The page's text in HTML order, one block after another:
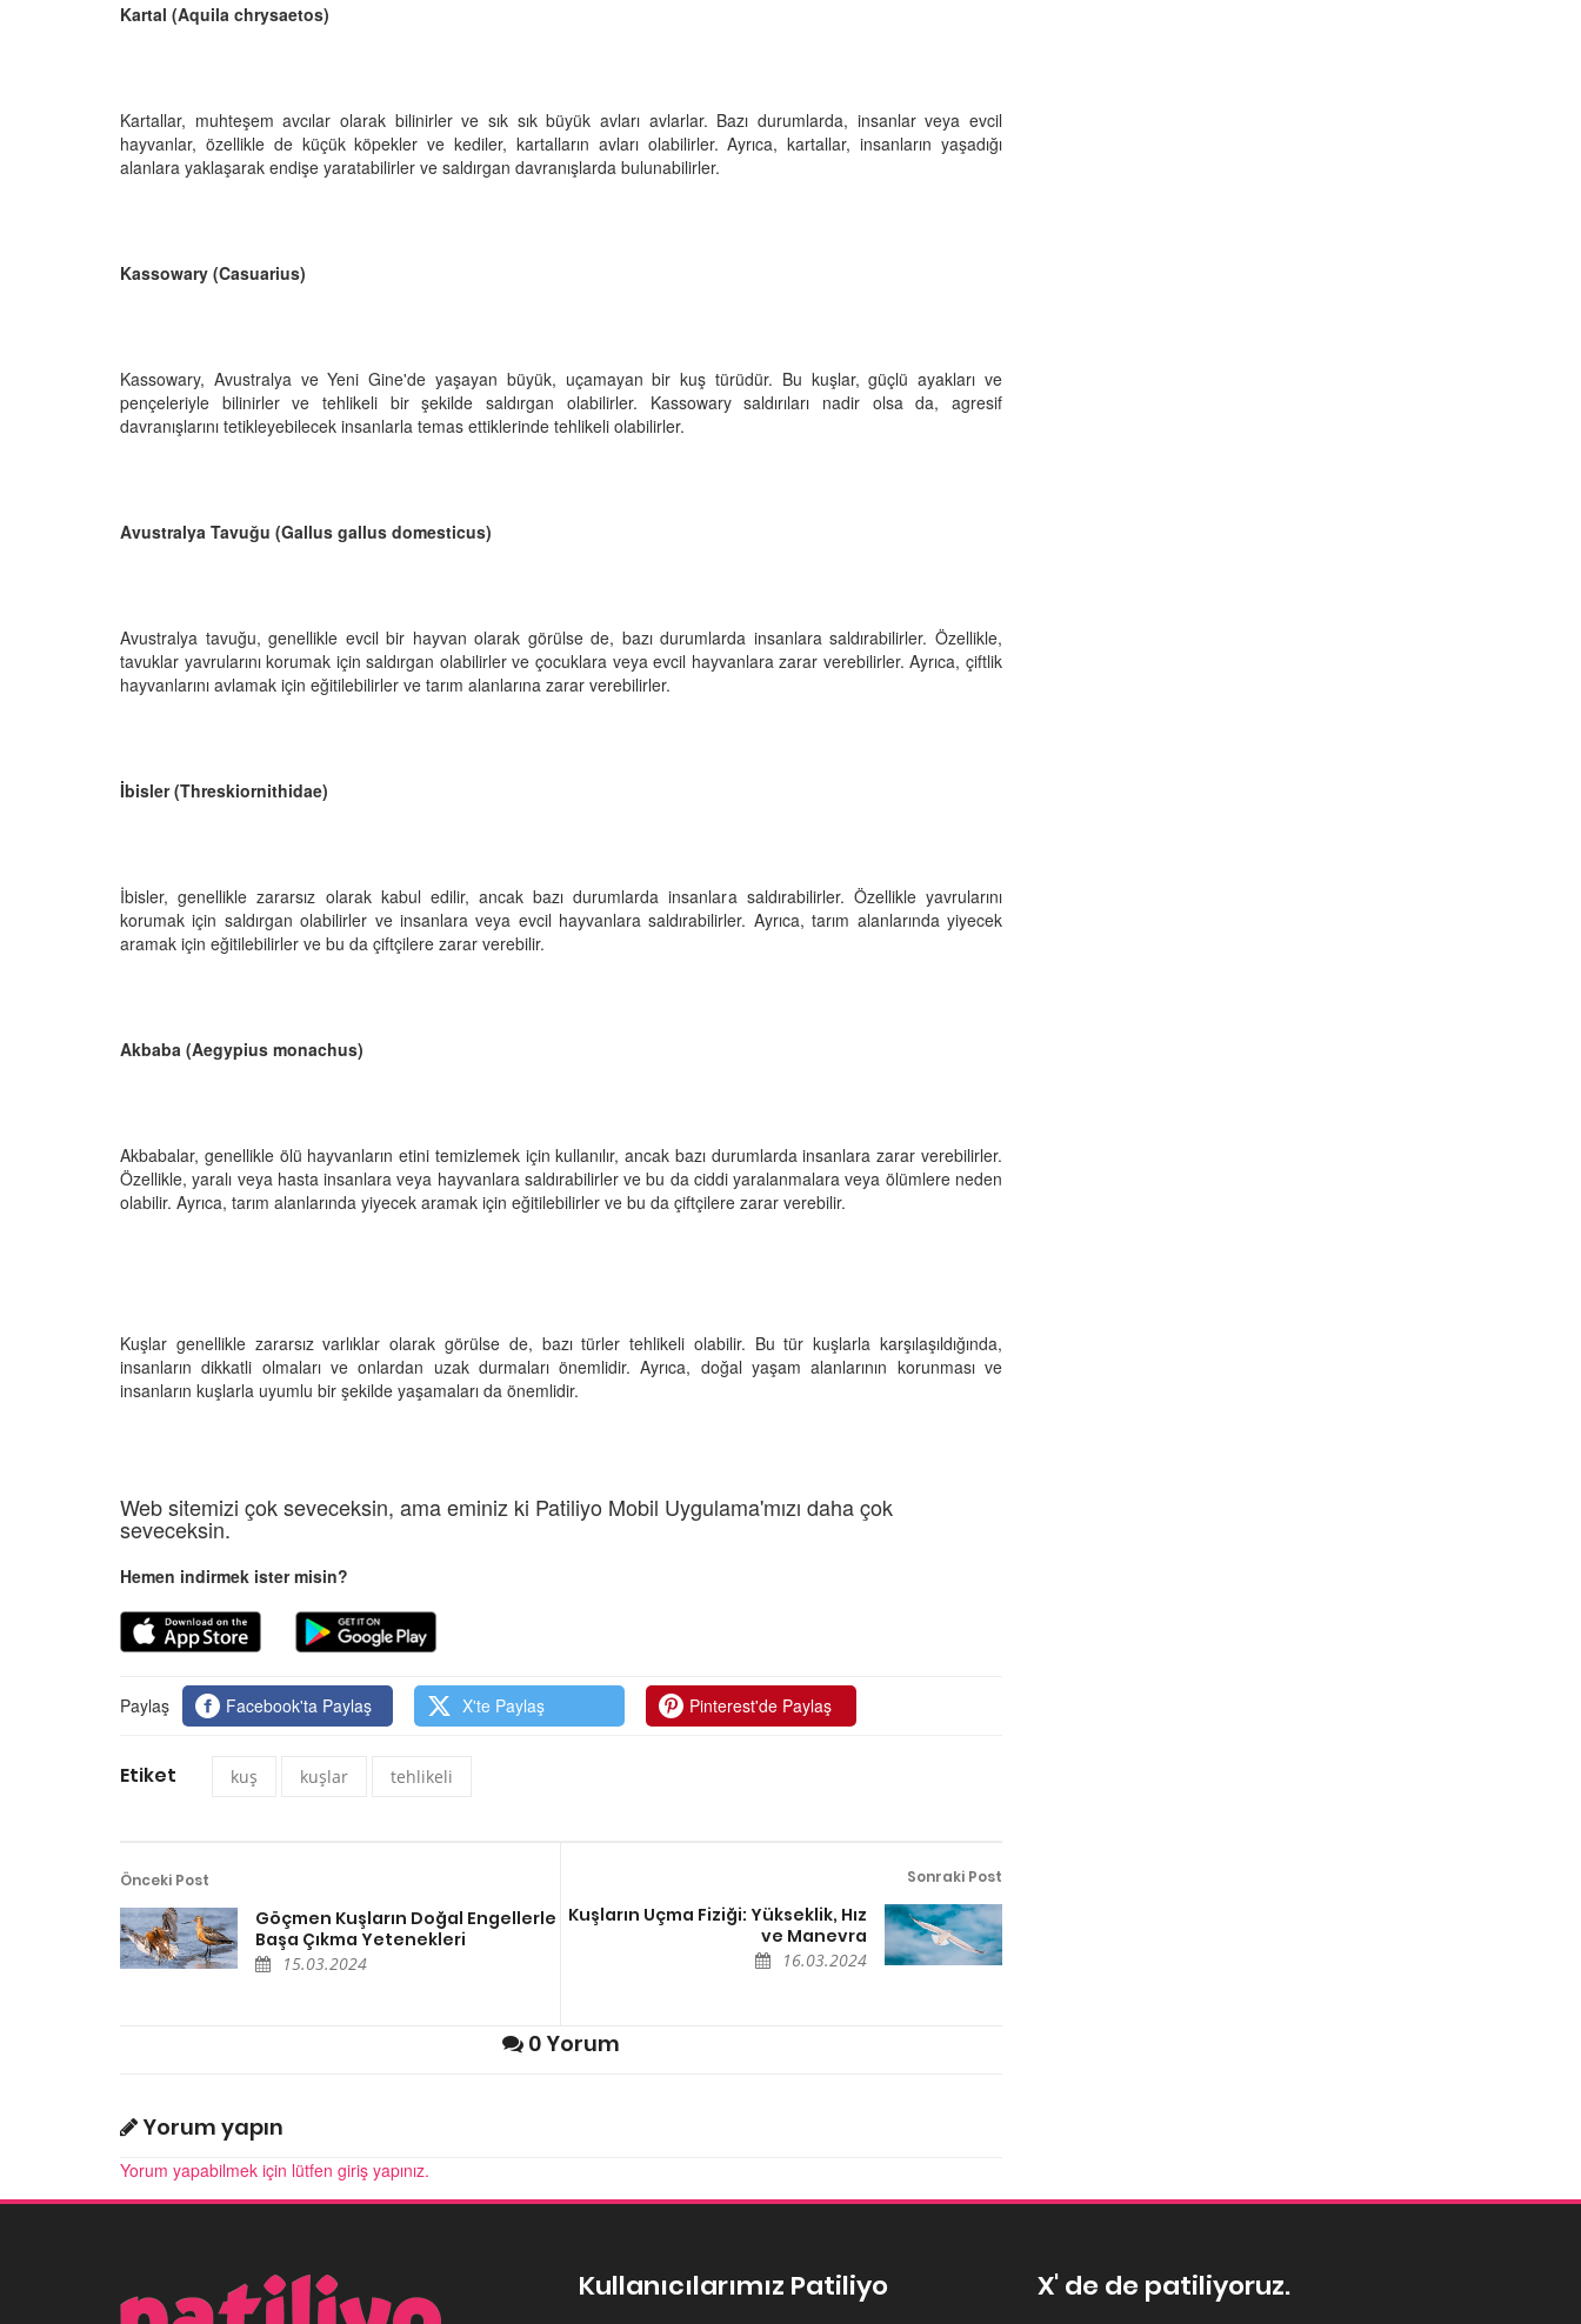
Kartal (Aquila chrysaetos)
Kartallar, muhteşem avcılar olarak bilinirler ve sık sık büyük avları avlarlar. Bazı durumlarda, insanlar veya evcil
hayvanlar, özellikle de küçük köpekler ve kediler, kartalların avları olabilirler. Ayrıca, kartallar, insanların yaşadığı
alanlara yaklaşarak endişe yaratabilirler ve saldırgan davranışlarda bulunabilirler.
Kassowary (Casuarius)
Kassowary, Avustralya ve Yeni Gine'de yaşayan büyük, uçamayan bir kuş türüdür. Bu kuşlar, güçlü ayakları ve
pençeleriyle bilinirler ve tehlikeli bir şekilde saldırgan olabilirler. Kassowary saldırıları nadir olsa da, agresif
davranışlarını tetikleyebilecek insanlarla temas ettiklerinde tehlikeli olabilirler.
Avustralya Tavuğu (Gallus gallus domesticus)
Avustralya tavuğu, genellikle evcil bir hayvan olarak görülse de, bazı durumlarda insanlara saldırabilirler. Özellikle,
tavuklar yavrularını korumak için saldırgan olabilirler ve çocuklara veya evcil hayvanlara zarar verebilirler. Ayrıca, çiftlik
hayvanlarını avlamak için eğitilebilirler ve tarım alanlarına zarar verebilirler.
İbisler (Threskiornithidae)
İbisler, genellikle zararsız olarak kabul edilir, ancak bazı durumlarda insanlara saldırabilirler. Özellikle yavrularını
korumak için saldırgan olabilirler ve insanlara veya evcil hayvanlara saldırabilirler. Ayrıca, tarım alanlarında yiyecek
aramak için eğitilebilirler ve bu da çiftçilere zarar verebilir.
Akbaba (Aegypius monachus)
Akbabalar, genellikle ölü hayvanların etini temizlemek için kullanılır, ancak bazı durumlarda insanlara zarar verebilirler.
Özellikle, yaralı veya hasta insanlara veya hayvanlara saldırabilirler ve bu da ciddi yaralanmalara veya ölümlere neden
olabilir. Ayrıca, tarım alanlarında yiyecek aramak için eğitilebilirler ve bu da çiftçilere zarar verebilir.
Kuşlar genellikle zararsız varlıklar olarak görülse de, bazı türler tehlikeli olabilir. Bu tür kuşlarla karşılaşıldığında,
insanların dikkatli olmaları ve onlardan uzak durmaları önemlidir. Ayrıca, doğal yaşam alanlarının korunması ve
insanların kuşlarla uyumlu bir şekilde yaşamaları da önemlidir.
Web sitemizi çok seveceksin, ama eminiz ki Patiliyo Mobil Uygulama'mızı daha çok
seveceksin.
Hemen indirmek ister misin?
Paylaş Facebook'ta Paylaş X'te Paylaş Pinterest'de Paylaş
Etiket kuş kuşlar tehlikeli
Önceki Post
Göçmen Kuşların Doğal Engellerle
Başa Çıkma Yetenekleri
15.03.2024
Sonraki Post
Kuşların Uçma Fiziği: Yükseklik, Hız
ve Manevra
16.03.2024
0 Yorum
Yorum yapın
Yorum yapabilmek için lütfen giriş yapınız.
Kullanıcılarımız Patiliyo X' de de patiliyoruz.